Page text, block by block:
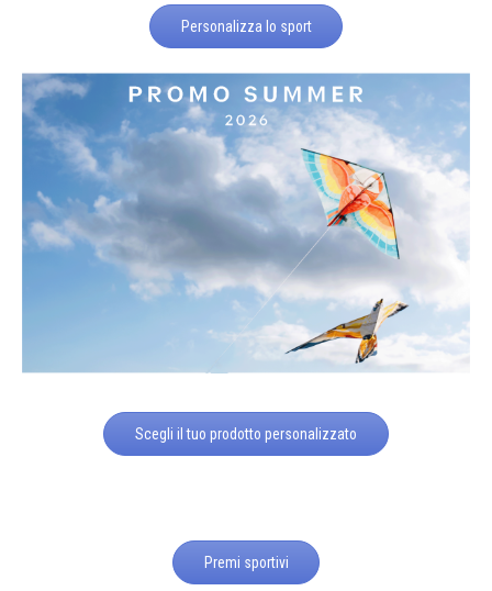
Personalizza lo sport
Scegli il tuo prodotto personalizzato
Premi sportivi